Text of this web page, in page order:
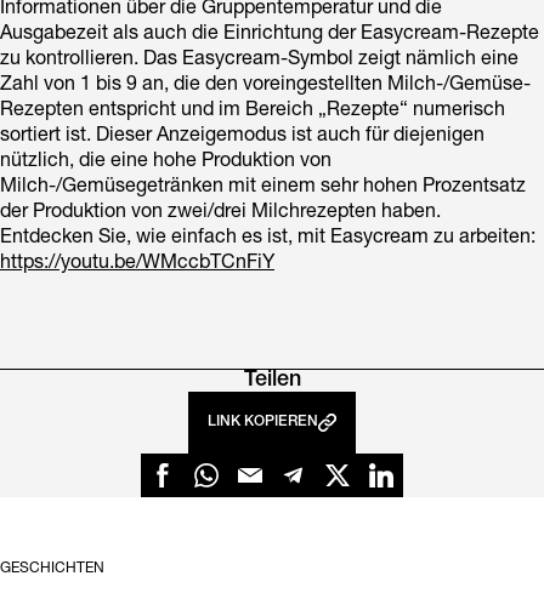
Informationen über die Gruppentemperatur und die
Ausgabezeit als auch die Einrichtung der Easycream-Rezepte
zu kontrollieren. Das Easycream-Symbol zeigt nämlich eine
Zahl von 1 bis 9 an, die den voreingestellten Milch-/Gemüse-
Rezepten entspricht und im Bereich „Rezepte“ numerisch
sortiert ist. Dieser Anzeigemodus ist auch für diejenigen
nützlich, die eine hohe Produktion von
Milch-/Gemüsegetränken mit einem sehr hohen Prozentsatz
der Produktion von zwei/drei Milchrezepten haben.
Entdecken Sie, wie einfach es ist, mit Easycream zu arbeiten:
https://youtu.be/WMccbTCnFiY
Teilen
LINK KOPIEREN
GESCHICHTEN